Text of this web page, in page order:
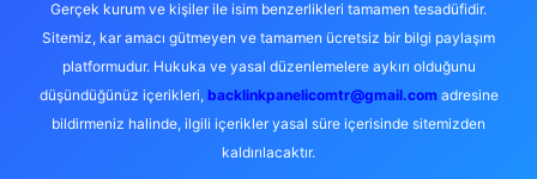
Gerçek kurum ve kişiler ile isim benzerlikleri tamamen tesadüfidir.
Sitemiz, kar amacı gütmeyen ve tamamen ücretsiz bir bilgi paylaşım
platformudur. Hukuka ve yasal düzenlemelere aykırı olduğunu
düşündüğünüz içerikleri, backlinkpanelicomtr@gmail.comadresine
bildirmeniz halinde, ilgili içerikler yasal süre içerisinde sitemizden
kaldırılacaktır.